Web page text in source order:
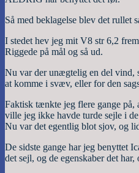
Så med beklagelse blev det rullet
I stedet hev jeg mit V8 str 6,2
Riggede på mål og så ud.
Nu var der unægtelig en del vind,
at komme i svæv, eller for den
Faktisk tænkte jeg flere gange
ville jeg ikke havde turde sejle i
Nu var det egentlig blot sjov, og
De sidste gange har jeg benyttet
det sejl, og de egenskaber det